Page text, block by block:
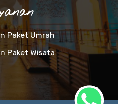
Paket Umrah
Paket Wisata